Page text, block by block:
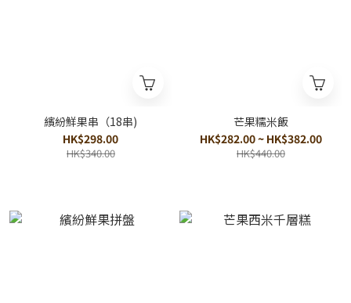
繽紛鮮果串（18串)
HK$298.00
HK$340.00
芒果糯米飯
HK$282.00 ~ HK$382.00
HK$440.00